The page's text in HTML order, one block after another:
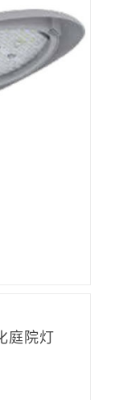
庭院灯